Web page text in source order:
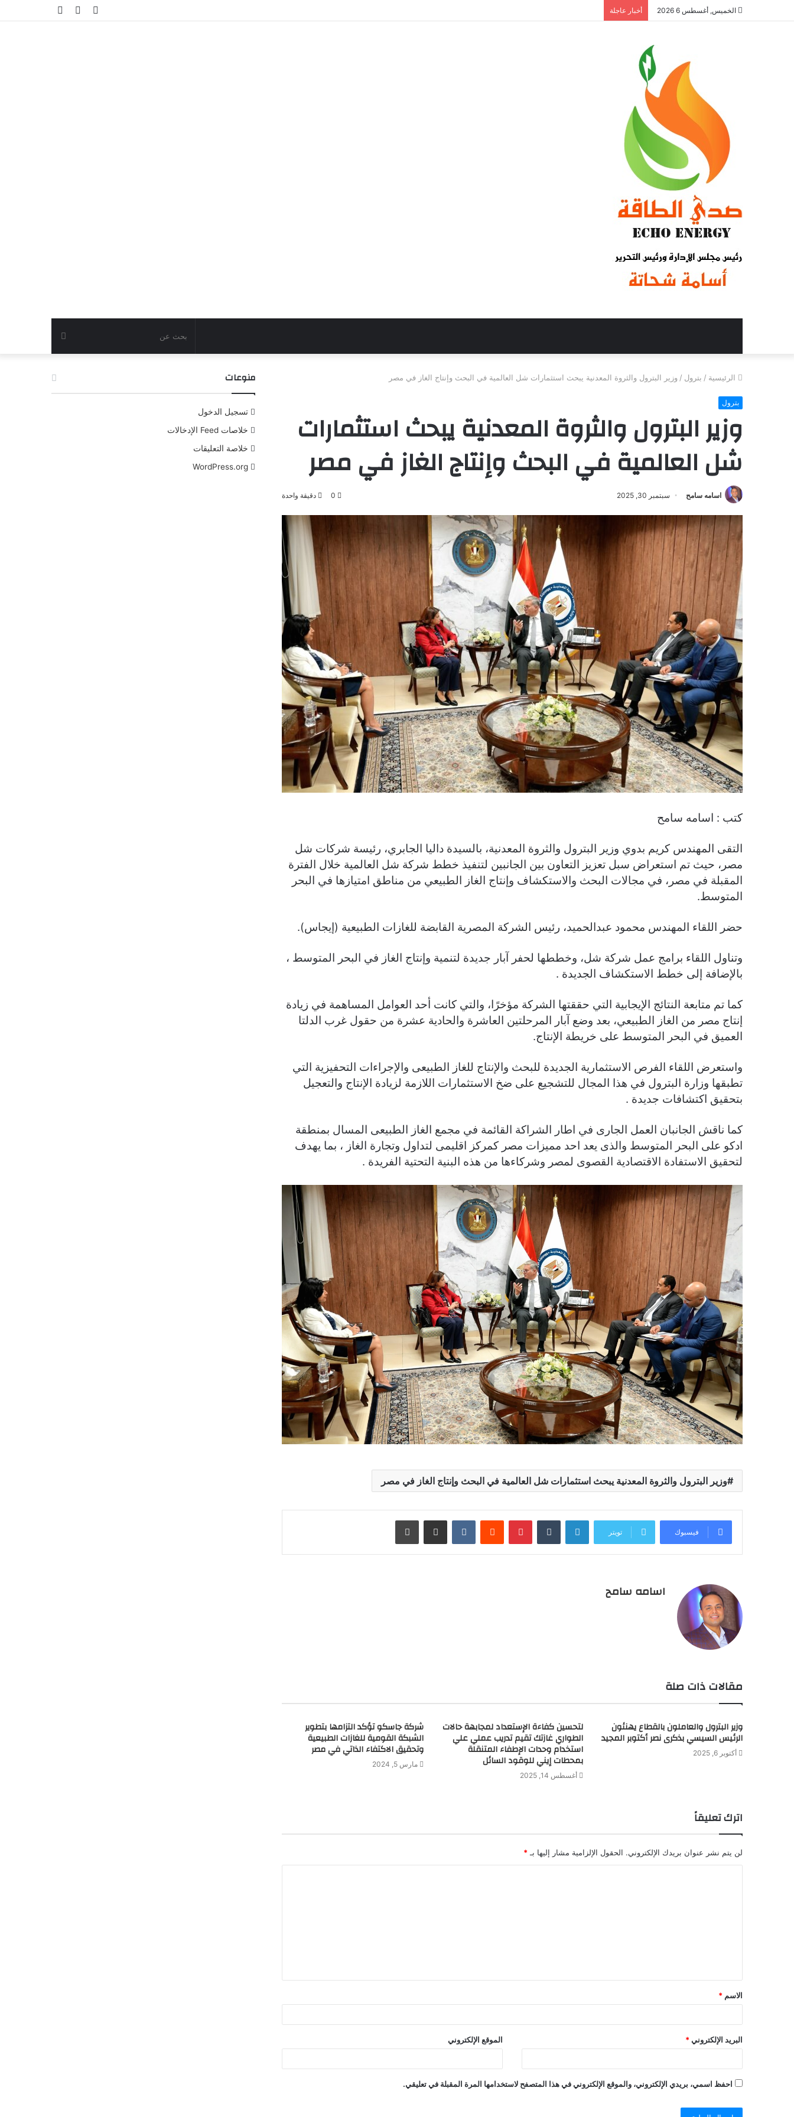
الخميس, أغسطس 6 2026 أخبار عاجلة
مقال تسجيل
الرئيسية / بترول / وزير البترول والثروة المعدنية يبحث استثمارات شل العالمية في البحث وإنتاج الغاز في مصر
بترول
وزير البترول والثروة المعدنية يبحث استثمارات
شل العالمية في البحث وإنتاج الغاز في مصر
اسامه سامح سبتمبر 30, 2025 0 دقيقة واحدة
كتب : اسامه سامح
التقى المهندس كريم بدوي وزير البترول والثروة المعدنية، بالسيدة داليا الجابري، رئيسة شركات شل
مصر، حيث تم استعراض سبل تعزيز التعاون بين الجانبين لتنفيذ خطط شركة شل العالمية خلال الفترة
المقبلة في مصر، في مجالات البحث والاستكشاف وإنتاج الغاز الطبيعي من مناطق امتيازها في البحر
المتوسط.
حضر اللقاء المهندس محمود عبدالحميد، رئيس الشركة المصرية القابضة للغازات الطبيعية (إيجاس).
وتناول اللقاء برامج عمل شركة شل، وخططها لحفر آبار جديدة لتنمية وإنتاج الغاز في البحر المتوسط ،
بالإضافة إلى خطط الاستكشاف الجديدة .
كما تم متابعة النتائج الإيجابية التي حققتها الشركة مؤخرًا، والتي كانت أحد العوامل المساهمة في زيادة
إنتاج مصر من الغاز الطبيعي، بعد وضع آبار المرحلتين العاشرة والحادية عشرة من حقول غرب الدلتا
العميق في البحر المتوسط على خريطة الإنتاج.
واستعرض اللقاء الفرص الاستثمارية الجديدة للبحث والإنتاج للغاز الطبيعى والإجراءات التحفيزية التي
تطبقها وزارة البترول في هذا المجال للتشجيع على ضخ الاستثمارات اللازمة لزيادة الإنتاج والتعجيل
بتحقيق اكتشافات جديدة .
كما ناقش الجانبان العمل الجارى في اطار الشراكة القائمة في مجمع الغاز الطبيعى المسال بمنطقة
ادكو على البحر المتوسط والذى يعد احد مميزات مصر كمركز اقليمى لتداول وتجارة الغاز ، بما يهدف
لتحقيق الاستفادة الاقتصادية القصوى لمصر وشركاءها من هذه البنية التحتية الفريدة .
وزير البترول والثروة المعدنية يبحث استثمارات شل العالمية في البحث وإنتاج الغاز في مصر
فيسبوك تويتر
لينكدإن بينتيريست مشاركة عبر البريد طباعة
اسامه سامح
مقالات ذات صلة
وزير البترول والعاملون بالقطاع يهنئون
الرئيس السيسي بذكرى نصر أكتوبر المجيد
أكتوبر 6, 2025
لتحسين كفاءة الإستعداد لمجابهة حالات
الطواري غازتك تقيم تدريب عملي علي
استخدام وحدات الإطفاء المتنقلة
بمحطات إيني للوقود السائل
أغسطس 14, 2025
شركة جاسكو تؤكد التزامها بتطوير
الشبكة القومية للغازات الطبيعية
وتحقيق الاكتفاء الذاتي في مصر
مارس 5, 2024
اترك تعليقاً
لن يتم نشر عنوان بريدك الإلكتروني. الحقول الإلزامية مشار إليها بـ *
ق
*
الاسم *
البريد الإلكتروني * الموقع الإلكتروني
احفظ اسمي، بريدي الإلكتروني، والموقع الإلكتروني في هذا المتصفح لاستخدامها المرة المقبلة في تعليقي.
منوعات
تسجيل الدخول
خلاصات Feed الإدخالات
خلاصة التعليقات
WordPress.org